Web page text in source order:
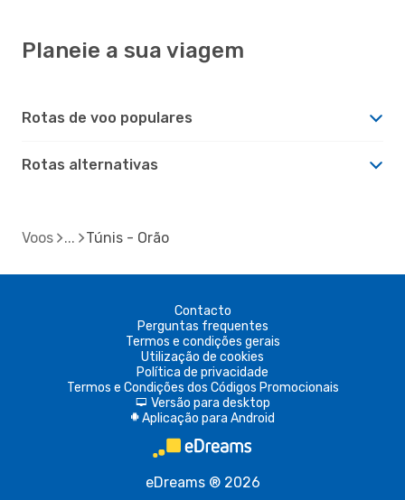
Planeie a sua viagem
Rotas de voo populares
Rotas alternativas
Voos Túnis - Orão
Contacto
Perguntas frequentes
Termos e condições gerais
Utilização de cookies
Política de privacidade
Termos e Condições dos Códigos Promocionais
d Versão para desktop
A Aplicação para Android
eDreams ® 2026